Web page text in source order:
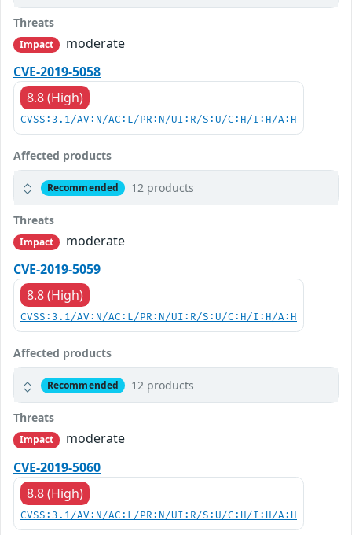
Threats
Impact
moderate
CVE-2019-5058
8.8 (High)
CVSS:3.1/AV:N/AC:L/PR:N/UI:R/S:U/C:H/I:H/A:H
Affected products
Recommended 12 products
Threats
Impact
moderate
CVE-2019-5059
8.8 (High)
CVSS:3.1/AV:N/AC:L/PR:N/UI:R/S:U/C:H/I:H/A:H
Affected products
Recommended 12 products
Threats
Impact
moderate
CVE-2019-5060
8.8 (High)
CVSS:3.1/AV:N/AC:L/PR:N/UI:R/S:U/C:H/I:H/A:H